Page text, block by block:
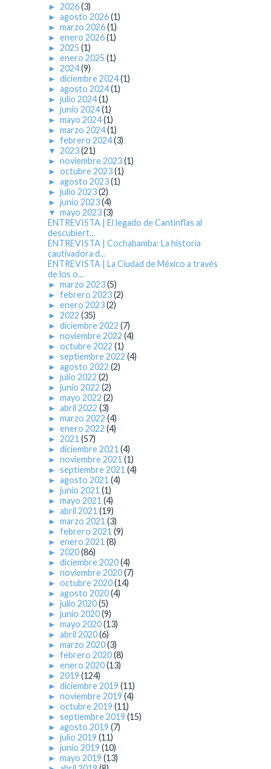
► 2026(3)
► agosto 2026(1)
► marzo 2026(1)
► enero 2026(1)
► 2025 (1)
► enero 2025 (1)
► 2024(9)
► diciembre 2024(1)
► agosto 2024(1)
► julio 2024(1)
► junio 2024(1)
► mayo 2024(1)
► marzo 2024(1)
► febrero 2024(3)
▼ 2023(21)
► noviembre 2023(1)
► octubre 2023(1)
► agosto 2023(1)
► julio 2023(2)
► junio 2023(4)
▼ mayo 2023(3)
ENTREVISTA | El legado de Cantinflas al
descubiert...
ENTREVISTA | Cochabamba: La historia
cautivadora d...
ENTREVISTA | La Ciudad de México a través
de los o...
► marzo 2023(5)
► febrero 2023(2)
► enero 2023(2)
► 2022 (35)
► diciembre 2022 (7)
► noviembre 2022 (4)
► octubre 2022 (1)
► septiembre 2022 (4)
► agosto 2022 (2)
► julio 2022 (2)
► junio 2022 (2)
► mayo 2022 (2)
► abril 2022 (3)
► marzo 2022 (4)
► enero 2022 (4)
► 2021 (57)
► diciembre 2021 (4)
► noviembre 2021 (1)
► septiembre 2021 (4)
► agosto 2021 (4)
► junio 2021 (1)
► mayo 2021 (4)
► abril 2021 (19)
► marzo 2021 (3)
► febrero 2021 (9)
► enero 2021 (8)
► 2020(86)
► diciembre 2020(4)
► noviembre 2020(7)
► octubre 2020(14)
► agosto 2020(4)
► julio 2020(5)
► junio 2020(9)
► mayo 2020(13)
► abril 2020(6)
► marzo 2020(3)
► febrero 2020(8)
► enero 2020(13)
► 2019 (124)
► diciembre 2019 (11)
► noviembre 2019 (4)
► octubre 2019 (11)
► septiembre 2019 (15)
► agosto 2019 (7)
► julio 2019 (11)
► junio 2019 (10)
► mayo 2019 (13)